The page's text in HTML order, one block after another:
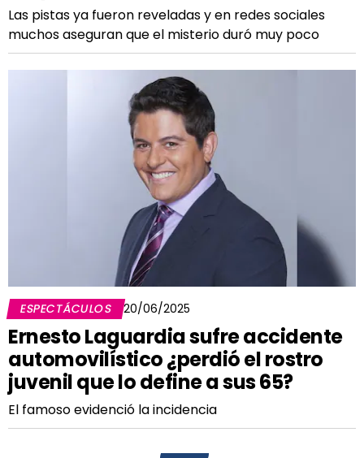
Las pistas ya fueron reveladas y en redes sociales
muchos aseguran que el misterio duró muy poco
ESPECTÁCULOS 20/06/2025
Ernesto Laguardia sufre accidente
automovilístico ¿perdió el rostro
juvenil que lo define a sus 65?
El famoso evidenció la incidencia